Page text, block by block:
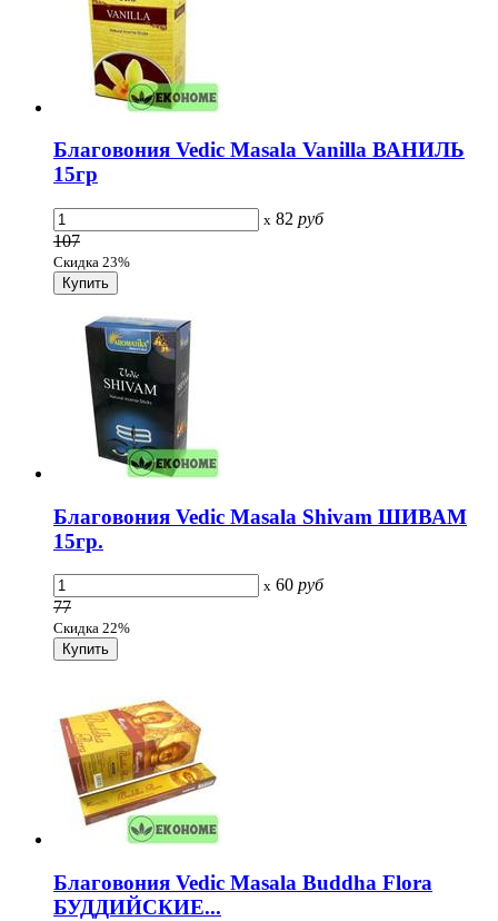
Благовония Vedic Masala Vanilla ВАНИЛЬ
15гр
x 82 руб
107
Скидка 23%
Благовония Vedic Masala Shivam ШИВАМ
15гр.
x 60 руб
77
Скидка 22%
Благовония Vedic Masala Buddha Flora
БУДДИЙСКИЕ...